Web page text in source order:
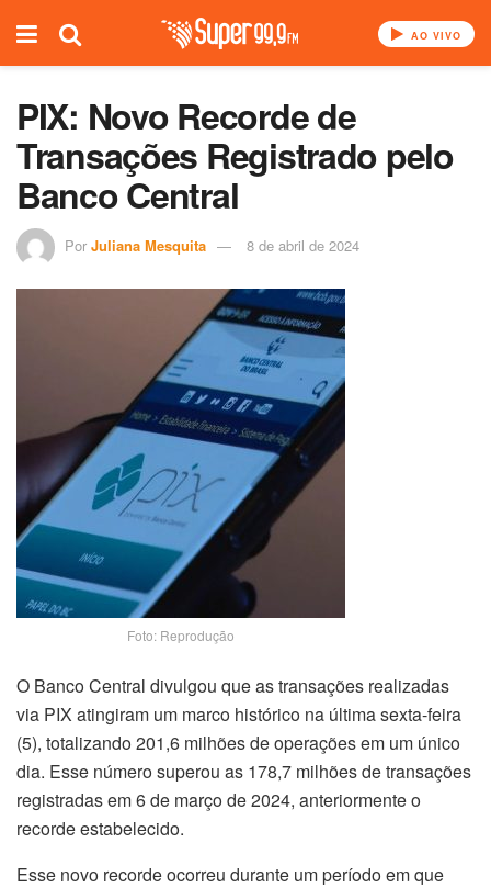
AO VIVO
PIX: Novo Recorde de
Transações Registrado pelo
Banco Central
Por Juliana Mesquita 8 de abril de 2024
Foto: Reprodução
O Banco Central divulgou que as transações realizadas
via PIX atingiram um marco histórico na última sexta-feira
(5), totalizando 201,6 milhões de operações em um único
dia. Esse número superou as 178,7 milhões de transações
registradas em 6 de março de 2024, anteriormente o
recorde estabelecido.
Esse novo recorde ocorreu durante um período em que